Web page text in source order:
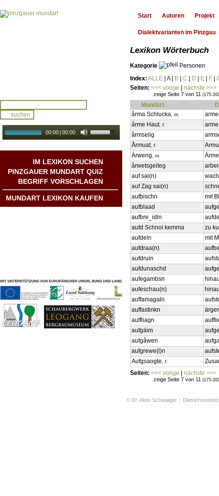
00:00 | 00:00
IM LEXIKON SUCHEN
PINZGAUER MUNDART QUIZ
BEGRIFF VORSCHLAGEN
MUNDART LEXIKON KAUFEN
Start Autoren Projekt
Dialektvarianten im Pinzgau
Lexikon Wörterbuch
Kategorie
Personen
Index: ALLE A| B C D E F
Seiten: <<< vorige nächste >>>
zeige Seite 7 von 11 (175-
Mundart
årma Schlucka , m.
årme Haut, f.
årmselig
Årmuat, f.
Ärweng , m.
årwetsgeiteg
auf sai(n)
auf Zag sai(n)
aufbischn
mit
aufblaad
aufbre_idln
aufd Schnoi kemma
zu
aufdeln
mit
aufdraa(n)
aufdruin
aufdunaschd
aufegambsn
aufeschau(n)
auffamagaln
auffastinkn
auffliagn
aufgäim
aufgåwen
aufgrewe(l)n
Aufgsaogte , f.
Seiten: <<< vorige nächste >>>
zeige Seite 7 von 11 (175-
© Dr. Alois Schwaiger ::